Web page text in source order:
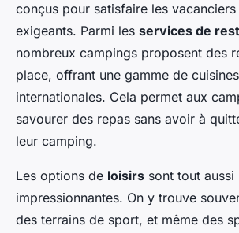
conçus pour satisfaire les
exigeants. Parmi les services de
nombreux campings proposent des
place, offrant une gamme de
internationales. Cela permet aux
savourer des repas sans avoir à
leur camping.
Les options de loisirs sont tout aussi
impressionnantes. On y trouve
des terrains de sport, et même des